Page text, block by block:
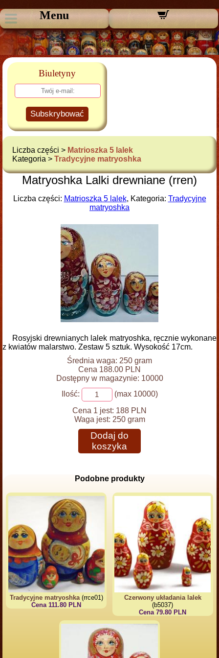
Menu
Biuletyny
Subskrybować
Liczba części > Matrioszka 5 lalek
Kategoria > Tradycyjne matryoshka
Matryoshka Lalki drewniane (rren)
Liczba części: Matrioszka 5 lalek, Kategoria: Tradycyjne
matryoshka
Rosyjski drewnianych lalek matryoshka, ręcznie wykonane
z kwiatów malarstwo. Zestaw 5 sztuk. Wysokość 17cm.
Średnia waga: 250 gram
Cena 188.00 PLN
Dostępny w magazynie: 10000
Ilość:
(max 10000)
Cena 1 jest: 188 PLN
Waga jest: 250 gram
Dodaj do
koszyka
Podobne produkty
Tradycyjne matryoshka(rrce01)
Cena 111.80 PLN
Czerwony układania lalek
(b5037)
Cena 79.80 PLN